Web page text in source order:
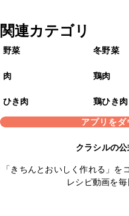
関連カテゴリ
野菜 冬野菜
肉 鶏肉
ひき肉
鶏ひき肉
アプリをダ
クラシルの
「きちんとおいしく作れる」
レシピ動画を毎